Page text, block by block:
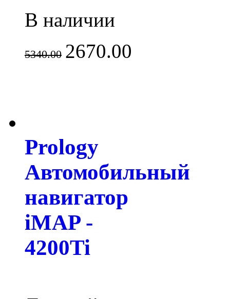
В наличии
5340.00 2670.00
Prology
Автомобильный
навигатор
iMAP -
4200Ti